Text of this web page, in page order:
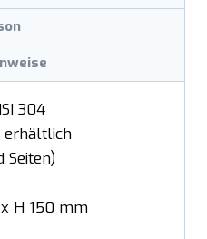
304
erhältlich
Seiten)
H 150 mm